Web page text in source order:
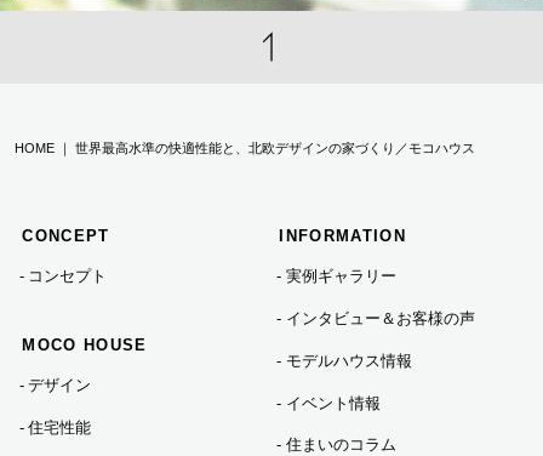
2024年04月 (1)
2024年01月 (1)
HOME ｜ 世界最高水準の快適性能と、北欧デザインの家づくり／モコハウス
CONCEPT
コンセプト
MOCO HOUSE
デザイン
住宅性能
INFORMATION
実例ギャラリー
インタビュー＆お客様の声
モデルハウス情報
イベント情報
住まいのコラム